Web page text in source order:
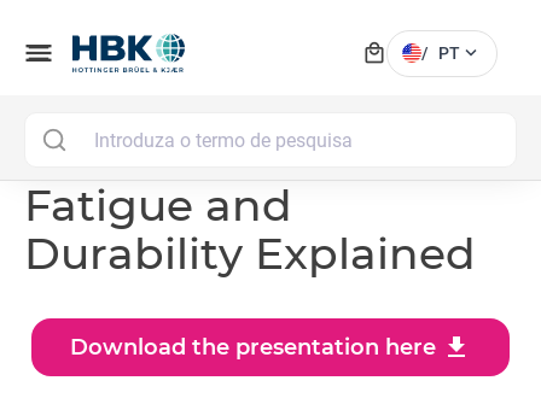
menu local_mall / PT expand_more
Fatigue and
Durability Explained
Download the presentation here download